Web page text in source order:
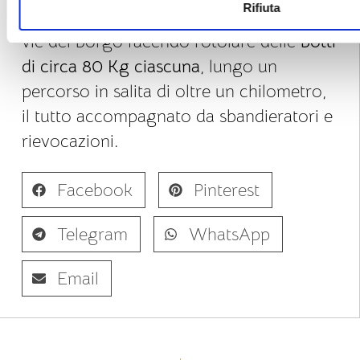
Rifiuta
Montepulciano si sfidano tra le storiche
vie del borgo facendo rotolare dellebotti
di circa 80 Kg ciascuna, lungo un
percorso in salita di oltre un chilometro,
il tutto accompagnato da sbandieratori e
rievocazioni.
Facebook
Pinterest
Telegram
WhatsApp
Email